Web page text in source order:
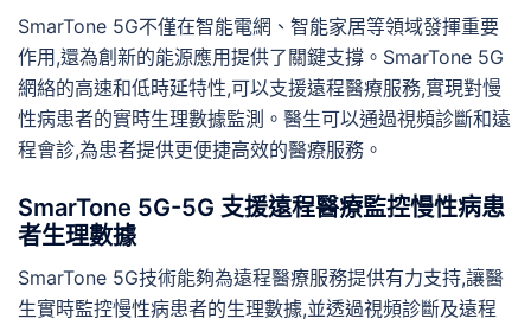
SmarTone 5G不僅在智能電網、智能家居等領域發揮重要
作用,還為創新的能源應用提供了關鍵支撐。SmarTone 5G
網絡的高速和低時延特性,可以支援遠程醫療服務,實現對慢
性病患者的實時生理數據監測。醫生可以通過視頻診斷和遠
程會診,為患者提供更便捷高效的醫療服務。
SmarTone 5G-5G 支援遠程醫療監控慢性病患
者生理數據
SmarTone 5G技術能夠為遠程醫療服務提供有力支持,讓醫
生實時監控慢性病患者的生理數據,並透過視頻診斷及遠程